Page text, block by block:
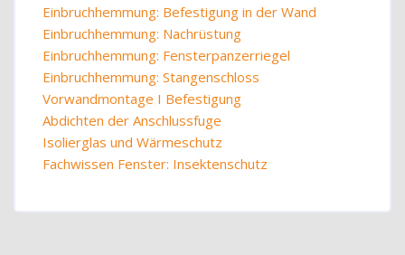
Einbruchhemmung: Befestigung in der Wand
Einbruchhemmung: Nachrüstung
Einbruchhemmung: Fensterpanzerriegel
Einbruchhemmung: Stangenschloss
Vorwandmontage I Befestigung
Abdichten der Anschlussfuge
Isolierglas und Wärmeschutz
Fachwissen Fenster: Insektenschutz